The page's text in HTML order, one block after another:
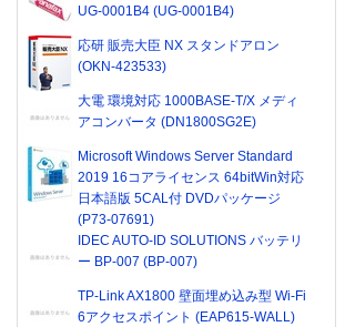
UG-0001B4 (UG-0001B4)
応研 販売大臣 NX スタンドアロン
(OKN-423533)
大電 環境対応 1000BASE-T/X メディ
アコンバータ (DN1800SG2E)
Microsoft Windows Server Standard
2019 16コアライセンス 64bitWin対応
日本語版 5CAL付 DVDパッケージ
(P73-07691)
IDEC AUTO-ID SOLUTIONS バッテリ
ー BP-007 (BP-007)
TP-Link AX1800 壁面埋め込み型 Wi-Fi
6アクセスポイント (EAP615-WALL)